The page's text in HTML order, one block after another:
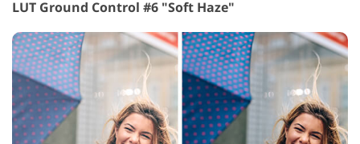
LUT Ground Control #6 "Soft Haze"